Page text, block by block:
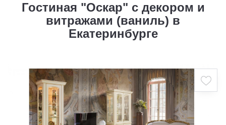
Гостиная "Оскар" с декором и
витражами (ваниль) в
Екатеринбурге